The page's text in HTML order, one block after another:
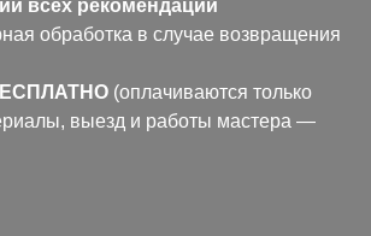
всех рекомендаций
обработка в случае возвращения
(оплачиваются только
выезд и работы мастера —